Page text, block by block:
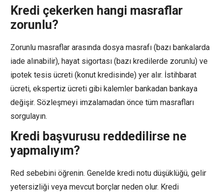
Kredi çekerken hangi masraflar
zorunlu?
Zorunlu masraflar arasında dosya masrafı (bazı bankalarda
iade alınabilir), hayat sigortası (bazı kredilerde zorunlu) ve
ipotek tesis ücreti (konut kredisinde) yer alır. İstihbarat
ücreti, ekspertiz ücreti gibi kalemler bankadan bankaya
değişir. Sözleşmeyi imzalamadan önce tüm masrafları
sorgulayın.
Kredi başvurusu reddedilirse ne
yapmalıyım?
Red sebebini öğrenin. Genelde kredi notu düşüklüğü, gelir
yetersizliği veya mevcut borçlar neden olur. Kredi